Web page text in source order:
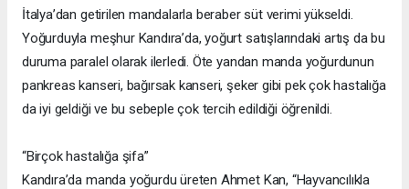
İtalya’dan getirilen mandalarla beraber süt verimi yükseldi.
Yoğurduyla meşhur Kandıra’da, yoğurt satışlarındaki artış da bu
duruma paralel olarak ilerledi. Öte yandan manda yoğurdunun
pankreas kanseri, bağırsak kanseri, şeker gibi pek çok hastalığa
da iyi geldiği ve bu sebeple çok tercih edildiği öğrenildi.
“Birçok hastalığa şifa”
Kandıra’da manda yoğurdu üreten Ahmet Kan, “Hayvancılıkla